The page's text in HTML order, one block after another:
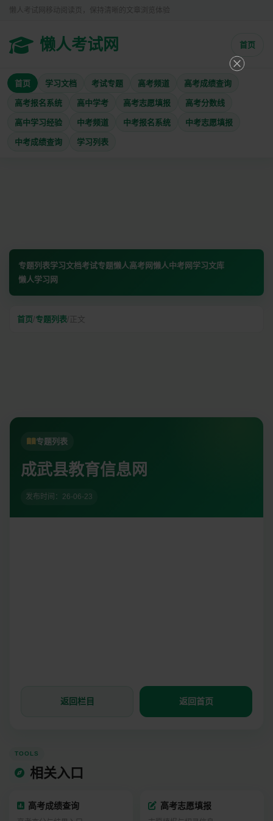
懒人考试网移动阅读页，保持清晰的文章浏览体验
懒人考试网 首页
首页 学习文档 考试专题 高考频道 高考成绩查询
高考报名系统 高中学考 高考志愿填报 高考分数线
高中学习经验 中考频道 中考报名系统 中考志愿填报
中考成绩查询 学习列表
专题列表学习文档考试专题懒人高考网懒人中考网 学习文库
懒人学习网
首页/专题列表/ 正文
专题列表
成武县教育信息网
发布时间：26-06-23
返回栏目 返回首页
TOOLS
相关入口
高考成绩查询 高考志愿填报